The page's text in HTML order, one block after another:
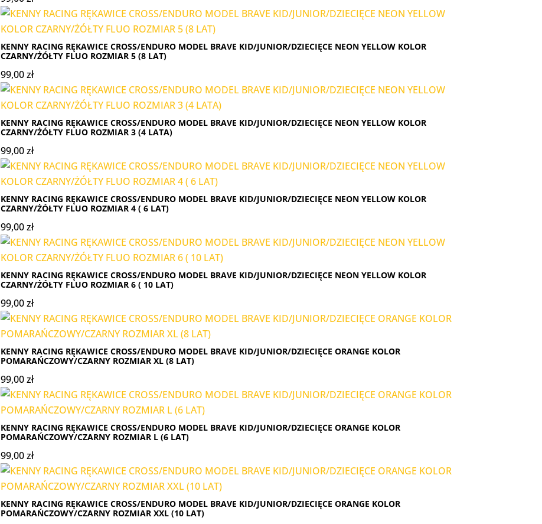
KENNY RACING RĘKAWICE CROSS/ENDURO MODEL BRAVE KID/JUNIOR/DZIECIĘCE NEON YELLOW KOLOR
CZARNY/ŻÓŁTY FLUO ROZMIAR 5 (8 LAT)
99,00zł
KENNY RACING RĘKAWICE CROSS/ENDURO MODEL BRAVE KID/JUNIOR/DZIECIĘCE NEON YELLOW KOLOR
CZARNY/ŻÓŁTY FLUO ROZMIAR 3 (4 LATA)
99,00zł
KENNY RACING RĘKAWICE CROSS/ENDURO MODEL BRAVE KID/JUNIOR/DZIECIĘCE NEON YELLOW KOLOR
CZARNY/ŻÓŁTY FLUO ROZMIAR 4 ( 6 LAT)
99,00zł
KENNY RACING RĘKAWICE CROSS/ENDURO MODEL BRAVE KID/JUNIOR/DZIECIĘCE NEON YELLOW KOLOR
CZARNY/ŻÓŁTY FLUO ROZMIAR 6 ( 10 LAT)
99,00zł
KENNY RACING RĘKAWICE CROSS/ENDURO MODEL BRAVE KID/JUNIOR/DZIECIĘCE ORANGE KOLOR
POMARAŃCZOWY/CZARNY ROZMIAR XL (8 LAT)
99,00zł
KENNY RACING RĘKAWICE CROSS/ENDURO MODEL BRAVE KID/JUNIOR/DZIECIĘCE ORANGE KOLOR
POMARAŃCZOWY/CZARNY ROZMIAR L (6 LAT)
99,00zł
KENNY RACING RĘKAWICE CROSS/ENDURO MODEL BRAVE KID/JUNIOR/DZIECIĘCE ORANGE KOLOR
POMARAŃCZOWY/CZARNY ROZMIAR XXL (10 LAT)